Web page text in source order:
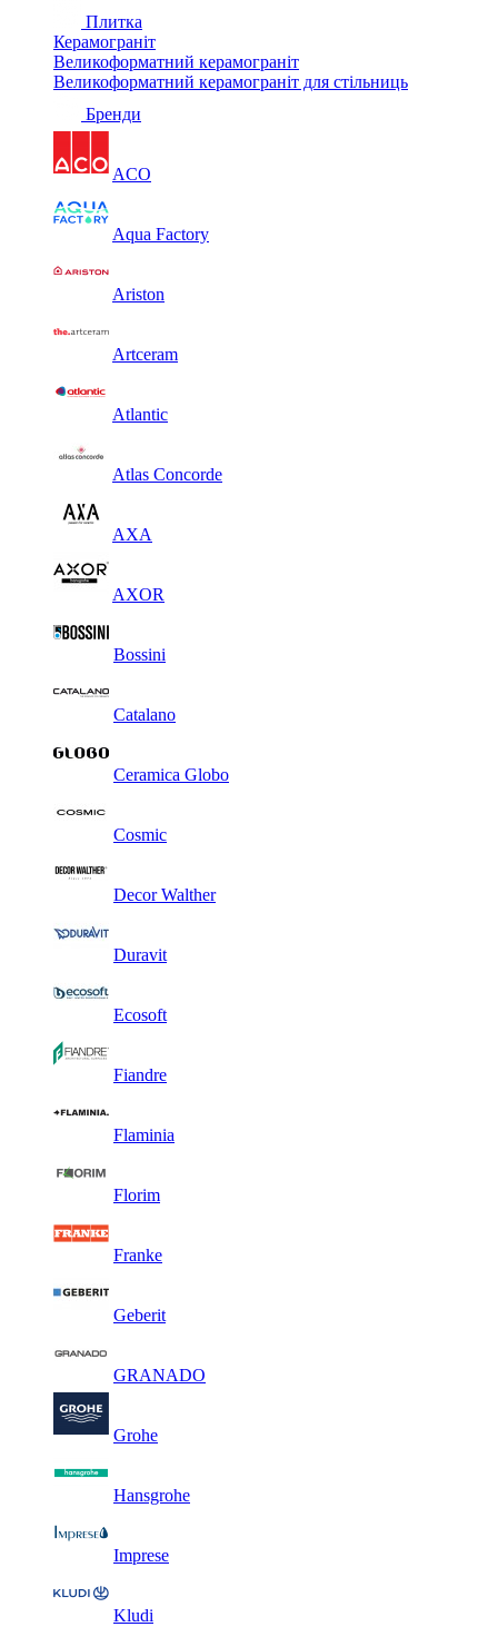
Плитка
Керамограніт
Великоформатний керамограніт
Великоформатний керамограніт для стільниць
Бренди
ACO
Aqua Factory
Ariston
Artceram
Atlantic
Atlas Concorde
AXA
AXOR
Bossini
Catalano
Ceramica Globo
Cosmic
Decor Walther
Duravit
Ecosoft
Fiandre
Flaminia
Florim
Franke
Geberit
GRANADO
Grohe
Hansgrohe
Imprese
Kludi